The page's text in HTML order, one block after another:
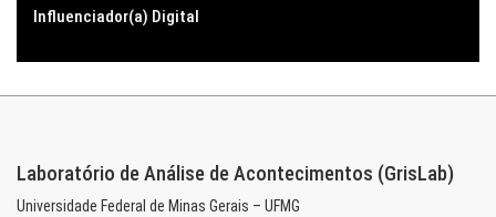
Influenciador(a) Digital
Laboratório de Análise de Acontecimentos (GrisLab)
Universidade Federal de Minas Gerais – UFMG